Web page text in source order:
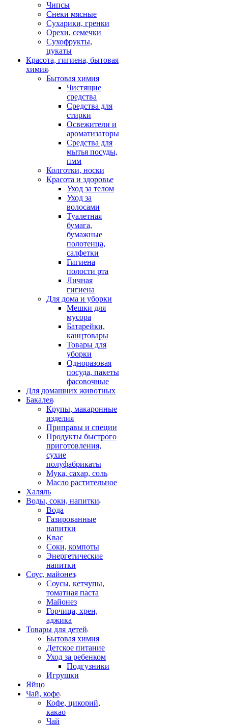
Чипсы
Снеки мясные
Сухарики, гренки
Орехи, семечки
Сухофрукты,
цукаты
Красота, гигиена, бытовая
химия
Бытовая химия
Чистящие
средства
Средства для
стирки
Освежители и
ароматизаторы
Средства для
мытья посуды,
пмм
Колготки, носки
Красота и здоровье
Уход за телом
Уход за
волосами
Туалетная
бумага,
бумажные
полотенца,
салфетки
Гигиена
полости рта
Личная
гигиена
Для дома и уборки
Мешки для
мусора
Батарейки,
канцтовары
Товары для
уборки
Одноразовая
посуда, пакеты
фасовочные
Для домашних животных
Бакалея
Крупы, макаронные
изделия
Приправы и специи
Продукты быстрого
приготовления,
сухие
полуфабрикаты
Мука, сахар, соль
Масло растительное
Халяль
Воды, соки, напитки
Вода
Газированные
напитки
Квас
Соки, компоты
Энергетические
напитки
Соус, майонез
Соусы, кетчупы,
томатная паста
Майонез
Горчица, хрен,
аджика
Товары для детей
Бытовая химия
Детское питание
Уход за ребенком
Подгузники
Игрушки
Яйцо
Чай, кофе
Кофе, цикорий,
какао
Чай